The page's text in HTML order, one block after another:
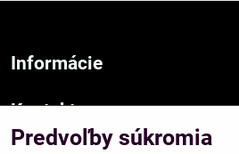
Informácie
Kontakt
Sídlo firmy :
Predvoľby súkromia